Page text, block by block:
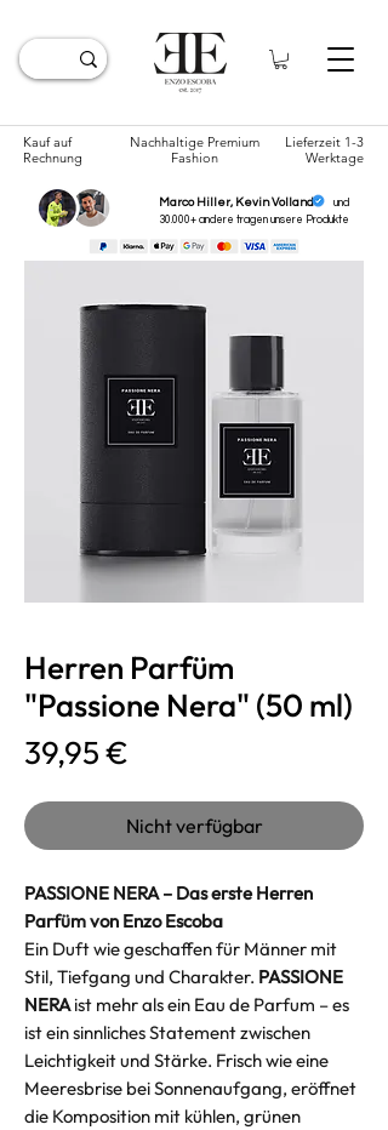
Kauf auf
Rechnung
Nachhaltige Premium
Fashion
Lieferzeit 1-3
Werktage
Marco Hiller, Kevin Volland
und
30.000+ andere tragen unsere Produkte
Herren Parfüm
"Passione Nera" (50 ml)
39,95 €
Nicht verfügbar
PASSIONE NERA – Das erste Herren
Parfüm von Enzo Escoba
Ein Duft wie geschaffen für Männer mit
Stil, Tiefgang und Charakter. PASSIONE
NERAist mehr als ein Eau de Parfum – es
ist ein sinnliches Statement zwischen
Leichtigkeit und Stärke. Frisch wie eine
Meeresbrise bei Sonnenaufgang, eröffnet
die Komposition mit kühlen, grünen